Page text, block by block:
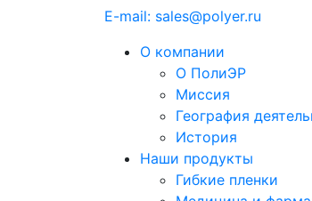
E-mail: sales@polyer.ru
О компании
О ПолиЭР
Миссия
География
История
Наши продукты
Гибкие пленки